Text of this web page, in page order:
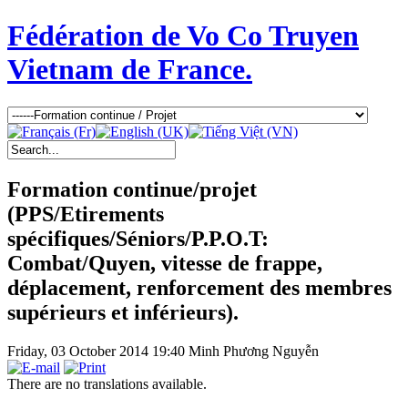
Fédération de Vo Co Truyen
Vietnam de France.
Formation continue/projet
(PPS/Etirements
spécifiques/Séniors/P.P.O.T:
Combat/Quyen, vitesse de frappe,
déplacement, renforcement des membres
supérieurs et inférieurs).
Friday, 03 October 2014 19:40 Minh Phương Nguyễn
There are no translations available.